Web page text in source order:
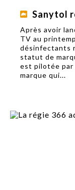
Sanytol
Après avoir
TV au
désinfectants
statut de
est pilotée par
marque qui...